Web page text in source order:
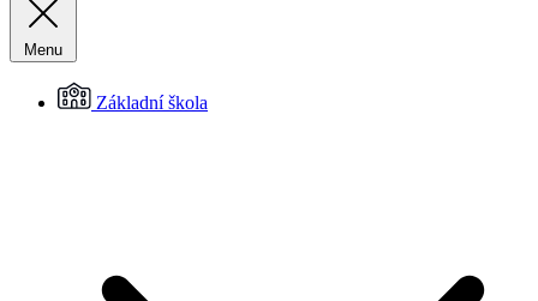
Menu
Základní škola